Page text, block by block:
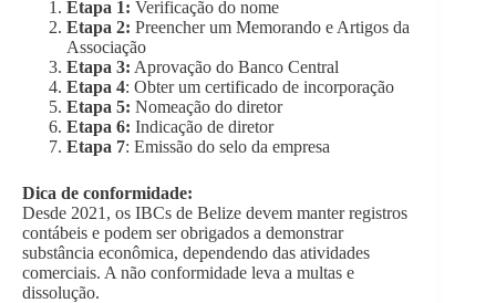
Etapa 1: Verificação do nome
Etapa 2: Preencher um Memorando e Artigos da
Associação
Etapa 3: Aprovação do Banco Central
Etapa 4: Obter um certificado de incorporação
Etapa 5: Nomeação do diretor
Etapa 6: Indicação de diretor
Etapa 7: Emissão do selo da empresa
Dica de conformidade:
Desde 2021, os IBCs de Belize devem manter registros
contábeis e podem ser obrigados a demonstrar
substância econômica, dependendo das atividades
comerciais. A não conformidade leva a multas e
dissolução.